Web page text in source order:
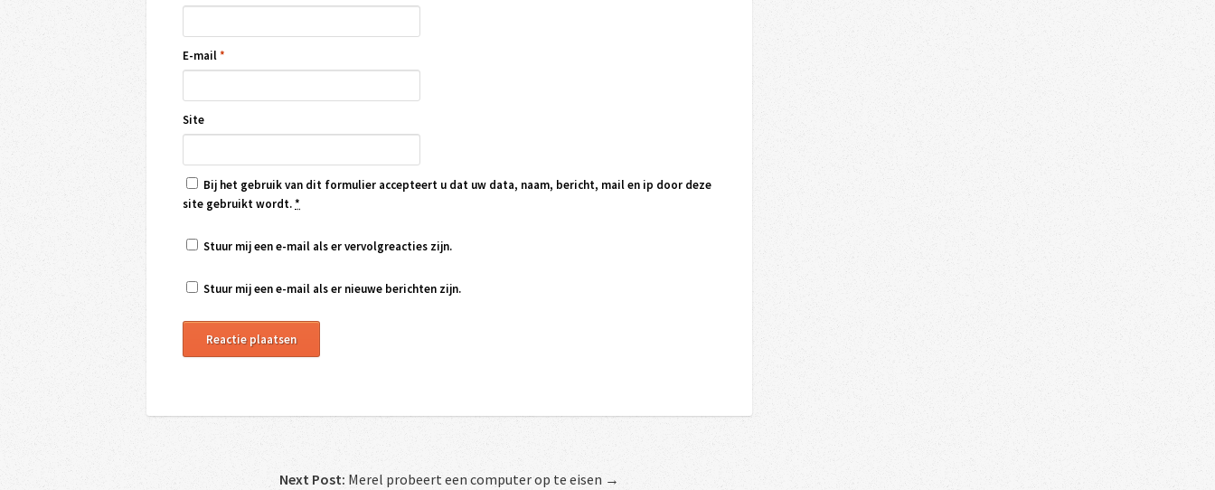
E-mail*
Site
Bij het gebruik van dit formulier accepteert u dat uw data, naam, bericht, mail en ip door deze
site gebruikt wordt.*
Stuur mij een e-mail als er vervolgreacties zijn.
Stuur mij een e-mail als er nieuwe berichten zijn.
Next Post: Merel probeert een computer op te eisen →